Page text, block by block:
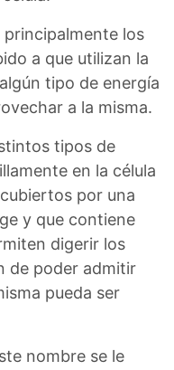
principalmente los
a que utilizan la
tipo de energía
a la misma.
tipos de
en la célula
por una
y que contiene
digerir los
de poder admitir
pueda ser
nombre se le